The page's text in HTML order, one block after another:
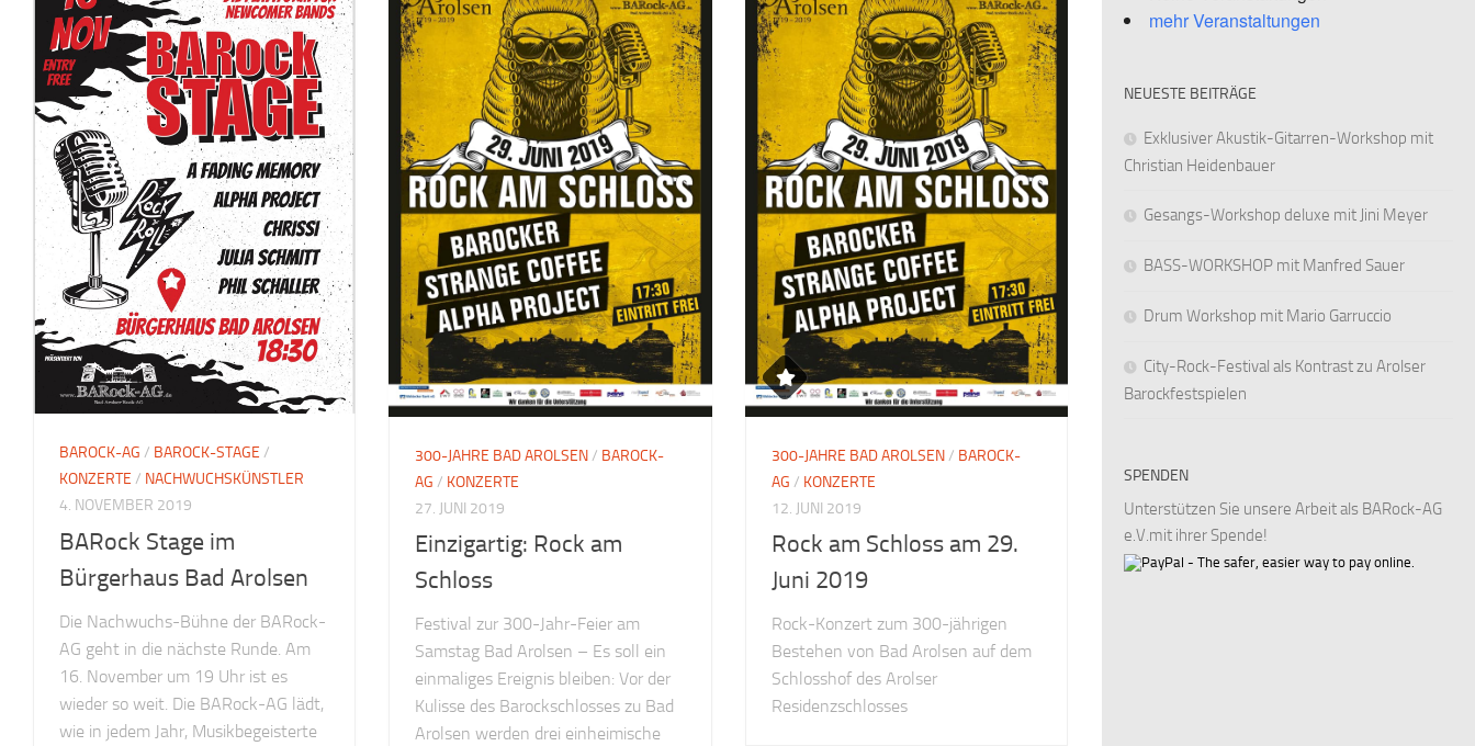
BAROCK-AG / BAROCK-STAGE /
KONZERTE / NACHWUCHSKÜNSTLER
4. NOVEMBER 2019
BARock Stage im
Bürgerhaus Bad Arolsen
Die Nachwuchs-Bühne der BARock-
AG geht in die nächste Runde. Am
16. November um 19 Uhr ist es
wieder so weit. Die BARock-AG lädt,
wie in jedem Jahr, Musikbegeisterte
300-JAHRE BAD AROLSEN/ BAROCK-
AG / KONZERTE
27. JUNI 2019
Einzigartig: Rock am
Schloss
Festival zur 300-Jahr-Feier am
Samstag Bad Arolsen – Es soll ein
einmaliges Ereignis bleiben: Vor der
Kulisse des Barockschlosses zu Bad
Arolsen werden drei einheimische
300-JAHRE BAD AROLSEN/ BAROCK-
AG / KONZERTE
12. JUNI 2019
Rock am Schloss am 29.
Juni 2019
Rock-Konzert zum 300-jährigen
Bestehen von Bad Arolsen auf dem
Schlosshof des Arolser
Residenzschlosses
mehr Veranstaltungen
NEUESTE BEITRÄGE
Exklusiver Akustik-Gitarren-Workshop mit
Christian Heidenbauer
Gesangs-Workshop deluxe mit Jini Meyer
BASS-WORKSHOP mit Manfred Sauer
Drum Workshop mit Mario Garruccio
City-Rock-Festival als Kontrast zu Arolser
Barockfestspielen
SPENDEN
Unterstützen Sie unsere Arbeit als BARock-AG
e.V.mit ihrer Spende!